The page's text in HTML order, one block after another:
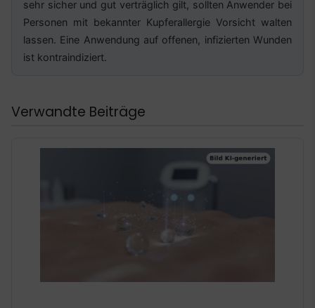
sehr sicher und gut verträglich gilt, sollten Anwender bei
Personen mit bekannter Kupferallergie Vorsicht walten
lassen. Eine Anwendung auf offenen, infizierten Wunden
ist kontraindiziert.
Verwandte Beiträge